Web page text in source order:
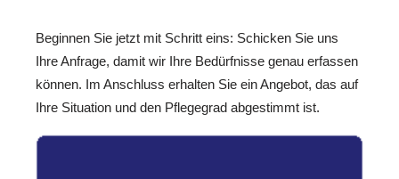
Beginnen Sie jetzt mit Schritt eins: Schicken Sie uns
Ihre Anfrage, damit wir Ihre Bedürfnisse genau erfassen
können. Im Anschluss erhalten Sie ein Angebot, das auf
Ihre Situation und den Pflegegrad abgestimmt ist.